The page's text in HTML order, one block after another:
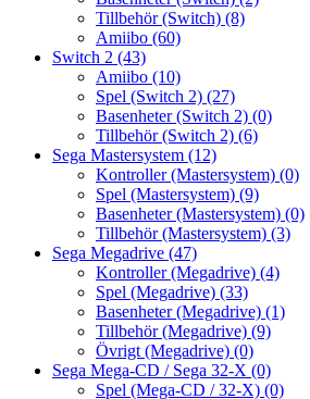
Tillbehör (Switch) (8)
Amiibo (60)
Switch 2 (43)
Amiibo (10)
Spel (Switch 2) (27)
Basenheter (Switch 2) (0)
Tillbehör (Switch 2) (6)
Sega Mastersystem (12)
Kontroller (Mastersystem) (0)
Spel (Mastersystem) (9)
Basenheter (Mastersystem) (0)
Tillbehör (Mastersystem) (3)
Sega Megadrive (47)
Kontroller (Megadrive) (4)
Spel (Megadrive) (33)
Basenheter (Megadrive) (1)
Tillbehör (Megadrive) (9)
Övrigt (Megadrive) (0)
Sega Mega-CD / Sega 32-X (0)
Spel (Mega-CD / 32-X) (0)